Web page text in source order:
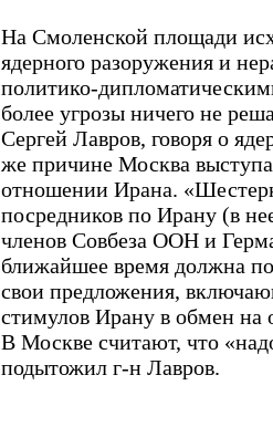
На Смоленской площади
ядерного разоружения и
политико-
более угрозы ничего не
Сергей Лавров, говоря о
же причине Москва
отношении Ирана.
посредников по Ирану (в
членов Совбеза ООН и
ближайшее время должна
свои предложения,
стимулов Ирану в обмен на
В Москве считают, что
подытожил г-н Лавров.